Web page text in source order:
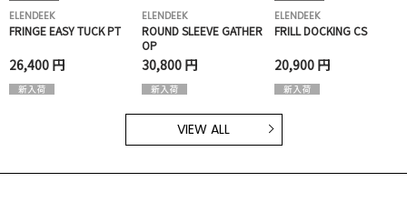
ELENDEEK
FRINGE EASY TUCK PT
26,400 円
ELENDEEK
ROUND SLEEVE GATHER
OP
30,800 円
ELENDEEK
FRILL DOCKING CS
20,900 円
VIEW ALL